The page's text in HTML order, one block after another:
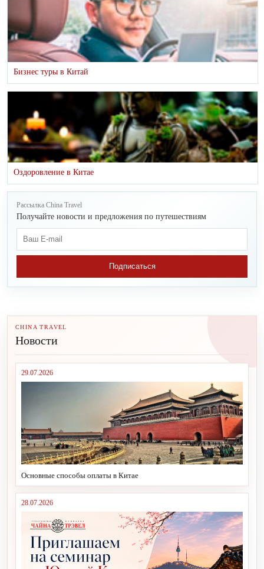
Бизнес туры в Китай
Оздоровление в Китае
Рассылка China Travel
Получайте новости и предложения по путешествиям
Подписаться
CHINA TRAVEL
Новости
29.07.2026
Основные способы оплаты в Китае
28.07.2026